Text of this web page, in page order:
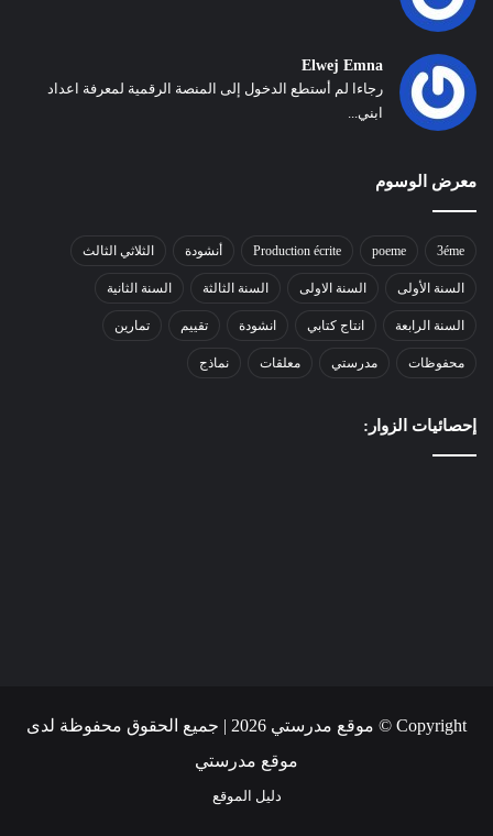
Elwej Emna
رجاءا لم أستطع الدخول إلى المنصة الرقمية لمعرفة اعداد
ابني...
معرض الوسوم
3éme
poeme
Production écrite أنشودة الثلاثي الثالث
السنة الأولى السنة الاولى السنة الثالثة السنة الثانية
السنة الرابعة انتاج كتابي انشودة تقييم تمارين
محفوظات مدرستي معلقات نماذج
إحصائيات الزوار:
Copyright © موقع مدرستي 2026 | جميع الحقوق محفوظة لدى
موقع مدرستي
دليل الموقع